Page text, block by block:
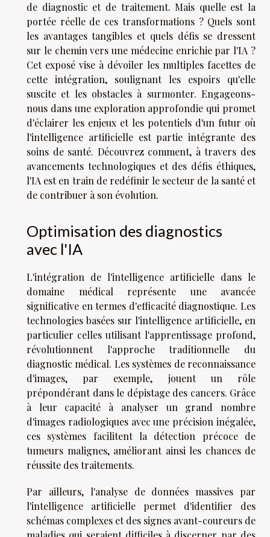
de diagnostic et de traitement. Mais quelle est la
portée réelle de ces transformations ? Quels sont
les avantages tangibles et quels défis se dressent
sur le chemin vers une médecine enrichie par l'IA ?
Cet exposé vise à dévoiler les multiples facettes de
cette intégration, soulignant les espoirs qu'elle
suscite et les obstacles à surmonter. Engageons-
nous dans une exploration approfondie qui promet
d'éclairer les enjeux et les potentiels d'un futur où
l'intelligence artificielle est partie intégrante des
soins de santé. Découvrez comment, à travers des
avancements technologiques et des défis éthiques,
l'IA est en train de redéfinir le secteur de la santé et
de contribuer à son évolution.
Optimisation des diagnostics
avec l'IA
L'intégration de l'intelligence artificielle dans le
domaine médical représente une avancée
significative en termes d'efficacité diagnostique. Les
technologies basées sur l'intelligence artificielle, en
particulier celles utilisant l'apprentissage profond,
révolutionnent l'approche traditionnelle du
diagnostic médical. Les systèmes de reconnaissance
d'images, par exemple, jouent un rôle
prépondérant dans le dépistage des cancers. Grâce
à leur capacité à analyser un grand nombre
d'images radiologiques avec une précision inégalée,
ces systèmes facilitent la détection précoce de
tumeurs malignes, améliorant ainsi les chances de
réussite des traitements.
Par ailleurs, l'analyse de données massives par
l'intelligence artificielle permet d'identifier des
schémas complexes et des signes avant-coureurs de